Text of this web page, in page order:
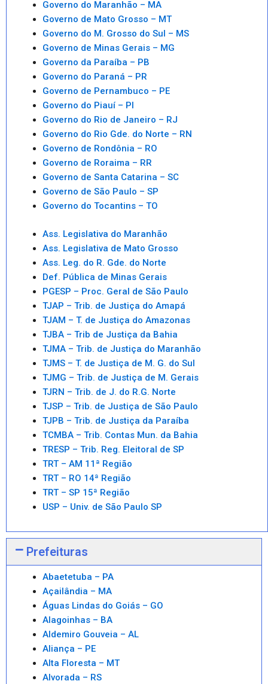
Governo do Maranhão – MA
Governo de Mato Grosso – MT
Governo do M. Grosso do Sul – MS
Governo de Minas Gerais – MG
Governo da Paraíba – PB
Governo do Paraná – PR
Governo de Pernambuco – PE
Governo do Piauí – PI
Governo do Rio de Janeiro – RJ
Governo do Rio Gde. do Norte – RN
Governo de Rondônia – RO
Governo de Roraima – RR
Governo de Santa Catarina – SC
Governo de São Paulo – SP
Governo do Tocantins – TO
Ass. Legislativa do Maranhão
Ass. Legislativa de Mato Grosso
Ass. Leg. do R. Gde. do Norte
Def. Pública de Minas Gerais
PGESP – Proc. Geral de São Paulo
TJAP – Trib. de Justiça do Amapá
TJAM – T. de Justiça do Amazonas
TJBA – Trib de Justiça da Bahia
TJMA – Trib. de Justiça do Maranhão
TJMS – T. de Justiça de M. G. do Sul
TJMG – Trib. de Justiça de M. Gerais
TJRN – Trib. de J. do R.G. Norte
TJSP – Trib. de Justiça de São Paulo
TJPB – Trib. de Justiça da Paraíba
TCMBA – Trib. Contas Mun. da Bahia
TRESP – Trib. Reg. Eleitoral de SP
TRT – AM 11ª Região
TRT – RO 14ª Região
TRT – SP 15ª Região
USP – Univ. de São Paulo SP
Prefeituras
Abaetetuba – PA
Açailândia – MA
Águas Lindas do Goiás – GO
Alagoinhas – BA
Aldemiro Gouveia – AL
Aliança – PE
Alta Floresta – MT
Alvorada – RS